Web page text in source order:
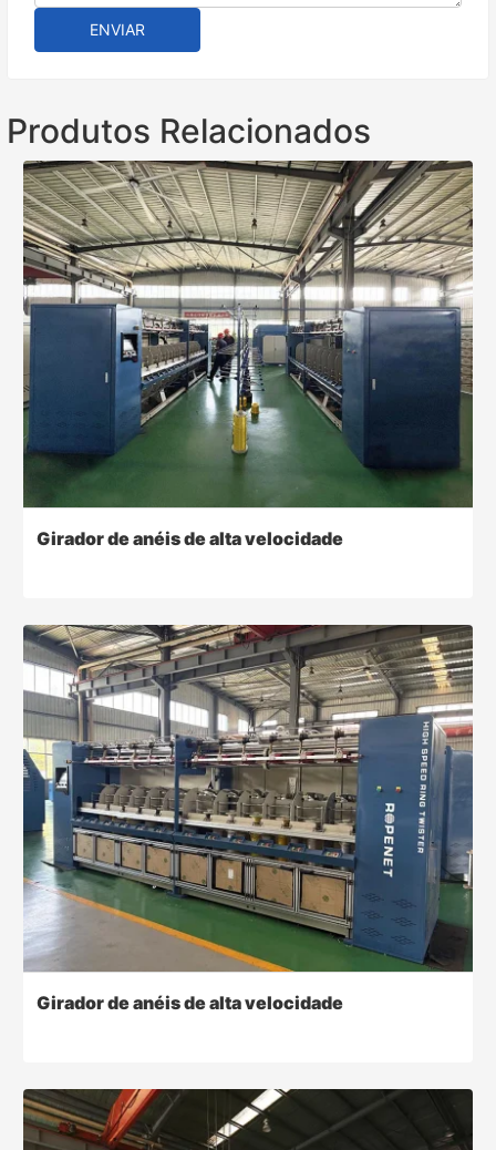
ENVIAR
Produtos Relacionados
Girador de anéis de alta velocidade
Girador de anéis de alta velocidade